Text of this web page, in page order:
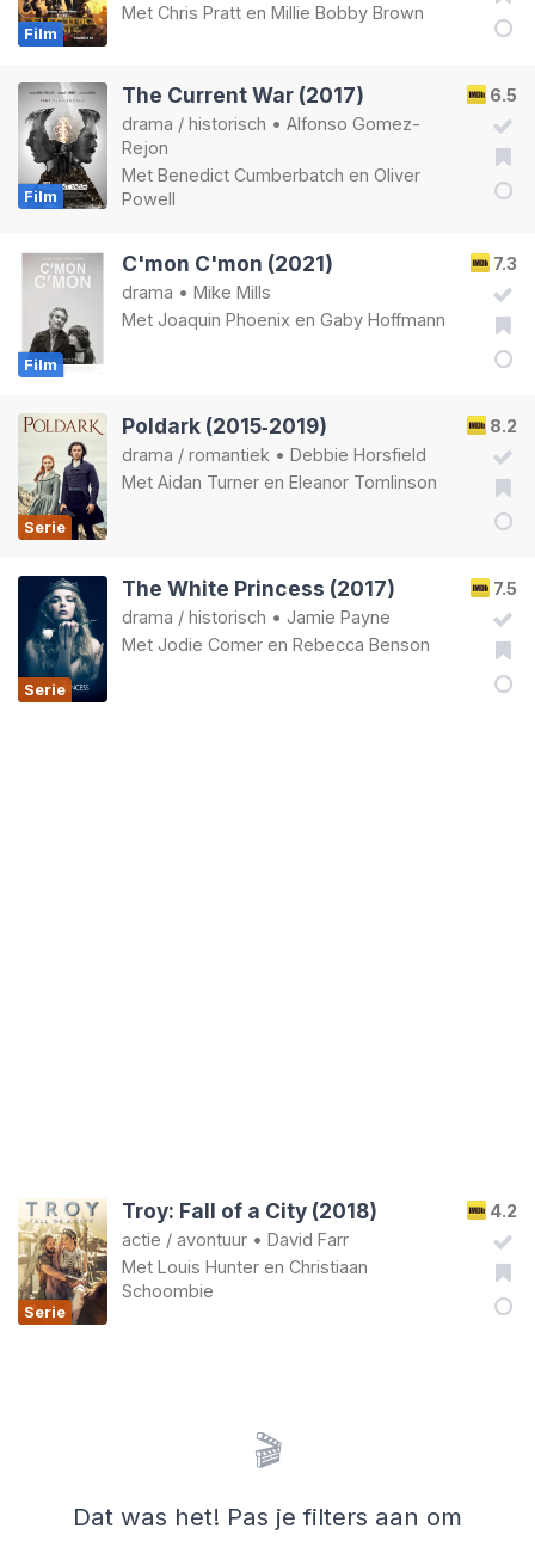
Film
Met Chris Pratt en Millie Bobby Brown
Film
6.5
The Current War (2017)
drama / historisch • Alfonso Gomez-
Rejon
Met Benedict Cumberbatch en Oliver
Powell
Film
7.3
C'mon C'mon (2021)
drama • Mike Mills
Met Joaquin Phoenix en Gaby Hoffmann
Serie
8.2
Poldark (2015‑2019)
drama / romantiek • Debbie Horsfield
Met Aidan Turner en Eleanor Tomlinson
Serie
7.5
The White Princess (2017)
drama / historisch • Jamie Payne
Met Jodie Comer en Rebecca Benson
Serie
4.2
Troy: Fall of a City (2018)
actie / avontuur • David Farr
Met Louis Hunter en Christiaan
Schoombie
🎬
Dat was het! Pas je filters aan om